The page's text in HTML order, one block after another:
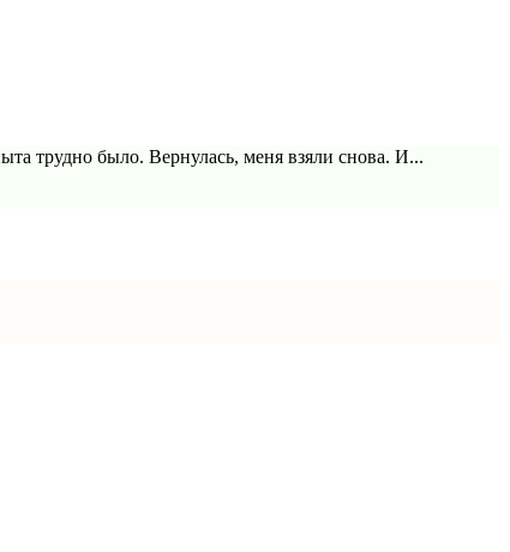
трудно было. Вернулась, меня взяли снова. И...